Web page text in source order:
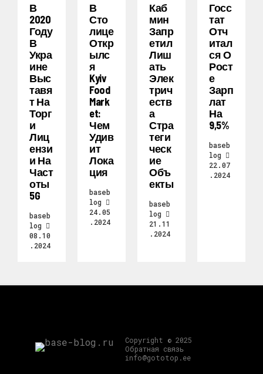
В
2020
Году
В
Укра
Ине
Выс
Тавя
Т На
Торг
И
Лиц
Ензи
И На
Част
Оты
5G
baseb
log
08.10
.2024
В
Сто
Лице
Откр
Ылс
Я
Kyiv
Food
Mark
Et:
Чем
Удив
Ит
Лока
Ция
baseb
log
24.05
.2024
Каб
Мин
Запр
Етил
Лиш
Ать
Элек
Трич
Еств
А
Стра
Теги
Ческ
Ие
Объ
Екты
baseb
log
21.11
.2024
Госс
Тат
Отч
Итал
Ся О
Рост
Е
Зарп
Лат
На
9,5%
baseb
log
22.07
.2024
Copyright © 2025
Обратная связь
info@gototop.ee